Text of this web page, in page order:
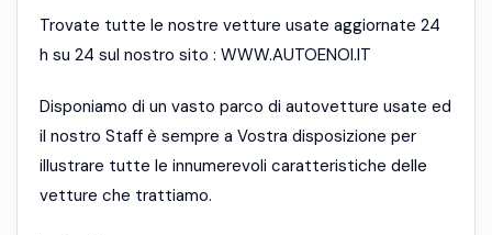
Trovate tutte le nostre vetture usate aggiornate 24
h su 24 sul nostro sito : WWW.AUTOENOI.IT
Disponiamo di un vasto parco di autovetture usate ed
il nostro Staff è sempre a Vostra disposizione per
illustrare tutte le innumerevoli caratteristiche delle
vetture che trattiamo.